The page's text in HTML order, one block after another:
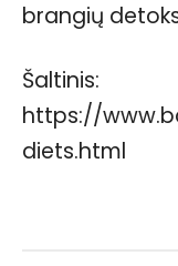
brangių
Šaltinis:
https://
diets.html